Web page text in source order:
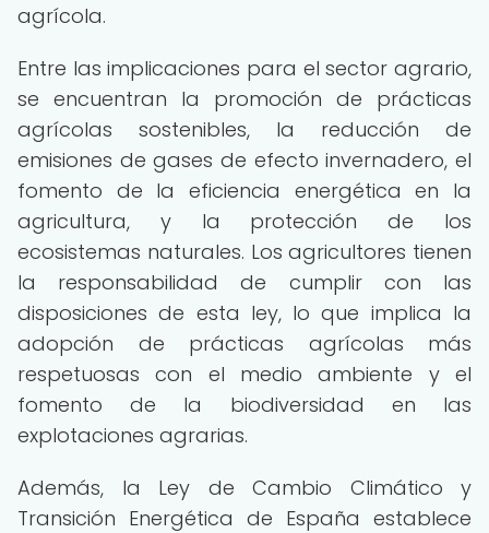
agrícola.
Entre las implicaciones para el sector agrario,
se encuentran la promoción de prácticas
agrícolas sostenibles, la reducción de
emisiones de gases de efecto invernadero, el
fomento de la eficiencia energética en la
agricultura, y la protección de los
ecosistemas naturales. Los agricultores tienen
la responsabilidad de cumplir con las
disposiciones de esta ley, lo que implica la
adopción de prácticas agrícolas más
respetuosas con el medio ambiente y el
fomento de la biodiversidad en las
explotaciones agrarias.
Además, la Ley de Cambio Climático y
Transición Energética de España establece